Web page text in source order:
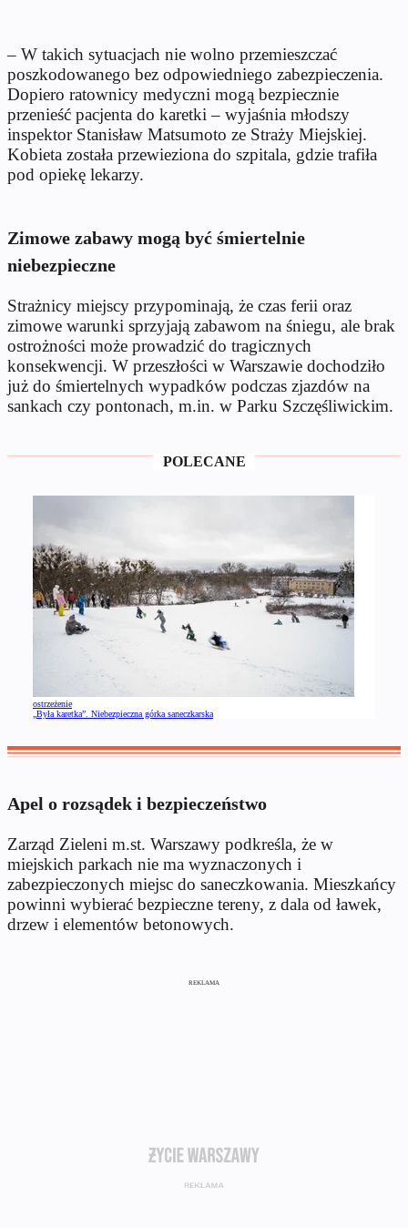
– W takich sytuacjach nie wolno przemieszczać
poszkodowanego bez odpowiedniego zabezpieczenia.
Dopiero ratownicy medyczni mogą bezpiecznie
przenieść pacjenta do karetki – wyjaśnia młodszy
inspektor Stanisław Matsumoto ze Straży Miejskiej.
Kobieta została przewieziona do szpitala, gdzie trafiła
pod opiekę lekarzy.
Zimowe zabawy mogą być śmiertelnie
niebezpieczne
Strażnicy miejscy przypominają, że czas ferii oraz
zimowe warunki sprzyjają zabawom na śniegu, ale brak
ostrożności może prowadzić do tragicznych
konsekwencji. W przeszłości w Warszawie dochodziło
już do śmiertelnych wypadków podczas zjazdów na
sankach czy pontonach, m.in. w Parku Szczęśliwickim.
POLECANE
ostrzeżenie
„Była karetka”. Niebezpieczna górka saneczkarska
Apel o rozsądek i bezpieczeństwo
Zarząd Zieleni m.st. Warszawy podkreśla, że w
miejskich parkach nie ma wyznaczonych i
zabezpieczonych miejsc do saneczkowania. Mieszkańcy
powinni wybierać bezpieczne tereny, z dala od ławek,
drzew i elementów betonowych.
REKLAMA